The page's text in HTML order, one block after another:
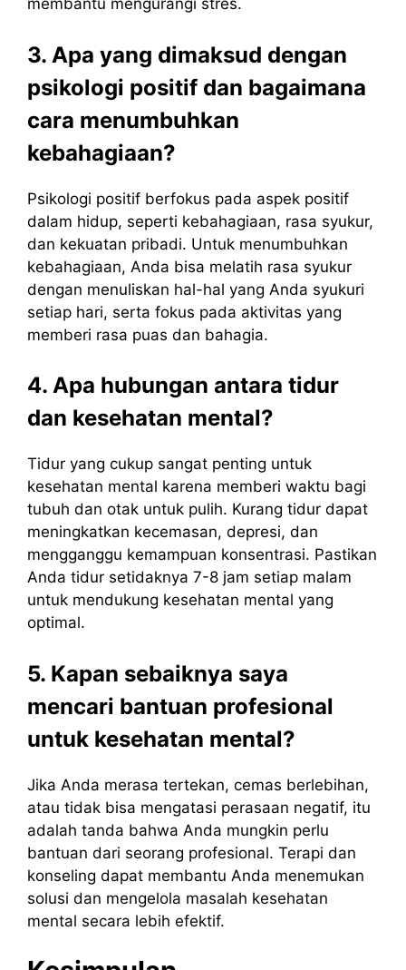
membantu mengurangi stres.
3. Apa yang dimaksud dengan
psikologi positif dan bagaimana
cara menumbuhkan
kebahagiaan?
Psikologi positif berfokus pada aspek positif
dalam hidup, seperti kebahagiaan, rasa syukur,
dan kekuatan pribadi. Untuk menumbuhkan
kebahagiaan, Anda bisa melatih rasa syukur
dengan menuliskan hal-hal yang Anda syukuri
setiap hari, serta fokus pada aktivitas yang
memberi rasa puas dan bahagia.
4. Apa hubungan antara tidur
dan kesehatan mental?
Tidur yang cukup sangat penting untuk
kesehatan mental karena memberi waktu bagi
tubuh dan otak untuk pulih. Kurang tidur dapat
meningkatkan kecemasan, depresi, dan
mengganggu kemampuan konsentrasi. Pastikan
Anda tidur setidaknya 7-8 jam setiap malam
untuk mendukung kesehatan mental yang
optimal.
5. Kapan sebaiknya saya
mencari bantuan profesional
untuk kesehatan mental?
Jika Anda merasa tertekan, cemas berlebihan,
atau tidak bisa mengatasi perasaan negatif, itu
adalah tanda bahwa Anda mungkin perlu
bantuan dari seorang profesional. Terapi dan
konseling dapat membantu Anda menemukan
solusi dan mengelola masalah kesehatan
mental secara lebih efektif.